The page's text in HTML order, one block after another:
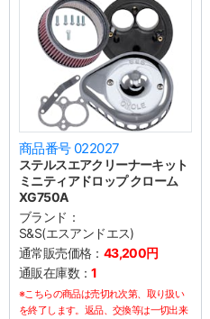
商品番号 022027
ステルスエアクリーナーキット
ミニティアドロップ クローム
XG750A
ブランド：
S&S(エスアンドエス)
通常販売価格： 43,200円
通販在庫数：1
※こちらの商品は売切れ次第、取り扱い
を終了します。返品、交換等は一切出来